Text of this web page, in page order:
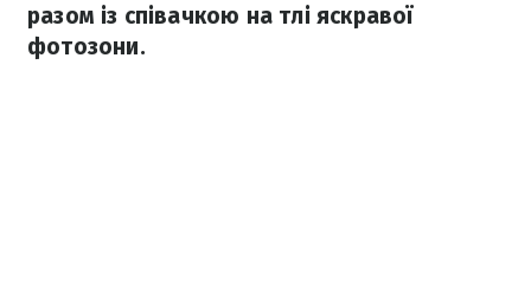
разом із співачкою на тлі яскравої
фотозони.